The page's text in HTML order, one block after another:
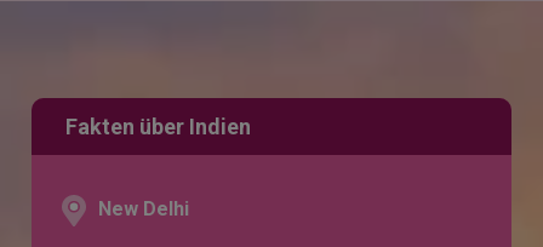
Fakten über Indien
New Delhi